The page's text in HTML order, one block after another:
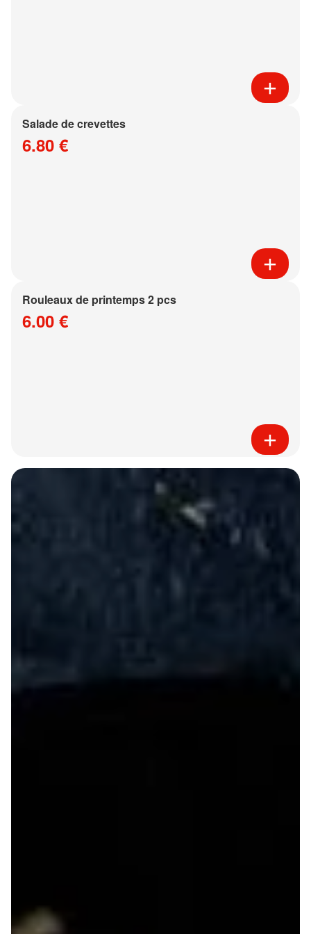
Salade de crevettes
6.80 €
Rouleaux de printemps 2 pcs
6.00 €